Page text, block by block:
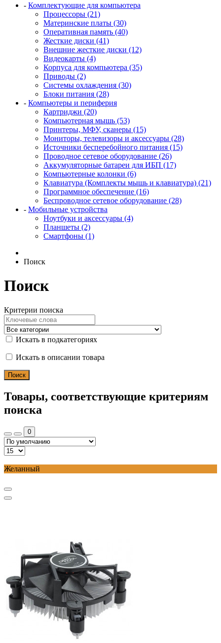
- Комплектующие для компьютера
Процессоры (21)
Материнские платы (30)
Оперативная память (40)
Жесткие диски (41)
Внешние жесткие диски (12)
Видеокарты (4)
Корпуса для компьютера (35)
Приводы (2)
Системы охлаждения (30)
Блоки питания (28)
- Компьютеры и периферия
Картриджи (20)
Компьютерная мышь (53)
Принтеры, МФУ, сканеры (15)
Мониторы, телевизоры и аксессуары (28)
Источники бесперебойного питания (15)
Проводное сетевое оборудование (26)
Аккумуляторные батареи для ИБП (17)
Компьютерные колонки (6)
Клавиатура (Комплекты мышь и клавиатура) (21)
Программное обеспечение (16)
Беспроводное сетевое оборудование (28)
- Мобильные устройства
Ноутбуки и аксессуары (4)
Планшеты (2)
Смартфоны (1)
Поиск
Поиск
Критерии поиска
Искать в подкатегориях
Искать в описании товара
Товары, соответствующие критериям
поиска
0
Желанный